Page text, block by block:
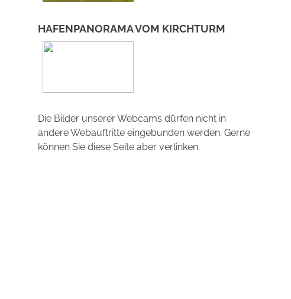
HAFENPANORAMA VOM KIRCHTURM
Die Bilder unserer Webcams dürfen nicht in
andere Webauftritte eingebunden werden. Gerne
können Sie diese Seite aber verlinken.